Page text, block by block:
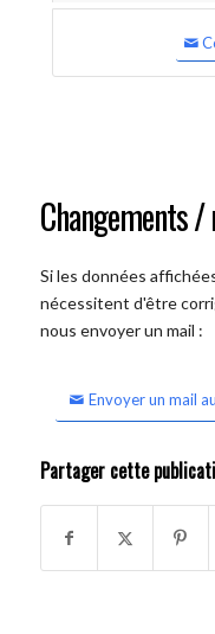
Changements
Si les données
nécessitent d'être
nous envoyer un mail :
Envoyer un mail
Partager cette